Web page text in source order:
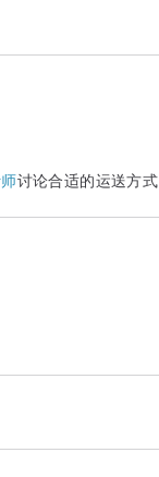
讨论合适的运送方式